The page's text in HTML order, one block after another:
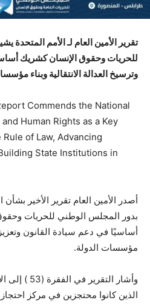
تقرير الأمين العام لـ الأمم المتحدة
للحريات وحقوق الإنسان كشريك
وترسيخ العدالة الانتقالية وبناء
Commends the National
Human Rights as a Key
of Law, Advancing
State Institutions in
أصدر الأمين العام تقرير الأخير بشأن
بدور المجلس الوطني للحريات وحقوق
أساسيًا في دعم سيادة القانون وتعزيز
مؤسسات الدولة.
وأشار
الذين كانوا محتجزين في مركز